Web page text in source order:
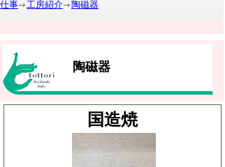
仕事
工房紹介 陶磁器
陶磁器
国造焼